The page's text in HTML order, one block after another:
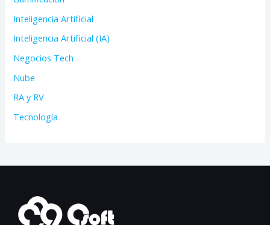
Inteligencia Artificial
Inteligencia Artificial (IA)
Negocios Tech
Nube
RA y RV
Tecnología